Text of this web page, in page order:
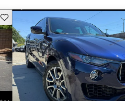
Guarda este Aviso